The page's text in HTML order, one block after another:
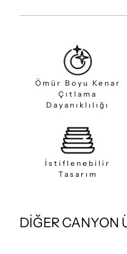
Ömür Boyu Kenar
Çıtlama
Dayanıklılığı
İstiflenebilir
Tasarım
DİĞER CANYON